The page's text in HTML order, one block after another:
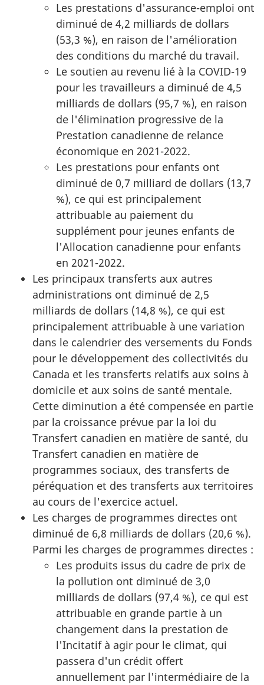
Les prestations d'assurance-emploi ont
diminué de 4,2 milliards de dollars
(53,3 %), en raison de l'amélioration
des conditions du marché du travail.
Le soutien au revenu lié à la COVID-19
pour les travailleurs a diminué de 4,5
milliards de dollars (95,7 %), en raison
de l'élimination progressive de la
Prestation canadienne de relance
économique en 2021-2022.
Les prestations pour enfants ont
diminué de 0,7 milliard de dollars (13,7
%), ce qui est principalement
attribuable au paiement du
supplément pour jeunes enfants de
l'Allocation canadienne pour enfants
en 2021-2022.
Les principaux transferts aux autres
administrations ont diminué de 2,5
milliards de dollars (14,8 %), ce qui est
principalement attribuable à une variation
dans le calendrier des versements du Fonds
pour le développement des collectivités du
Canada et les transferts relatifs aux soins à
domicile et aux soins de santé mentale.
Cette diminution a été compensée en partie
par la croissance prévue par la loi du
Transfert canadien en matière de santé, du
Transfert canadien en matière de
programmes sociaux, des transferts de
péréquation et des transferts aux territoires
au cours de l'exercice actuel.
Les charges de programmes directes ont
diminué de 6,8 milliards de dollars (20,6 %).
Parmi les charges de programmes directes :
Les produits issus du cadre de prix de
la pollution ont diminué de 3,0
milliards de dollars (97,4 %), ce qui est
attribuable en grande partie à un
changement dans la prestation de
l'Incitatif à agir pour le climat, qui
passera d'un crédit offert
annuellement par l'intermédiaire de la